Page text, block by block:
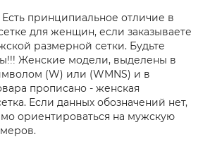
принципиальное отличие в
для женщин, если заказываете
размерной сетки. Будьте
Женские модели, выделены в
(W) или (WMNS) и в
прописано - женская
Если данных обозначений нет,
ориентироваться на мужскую